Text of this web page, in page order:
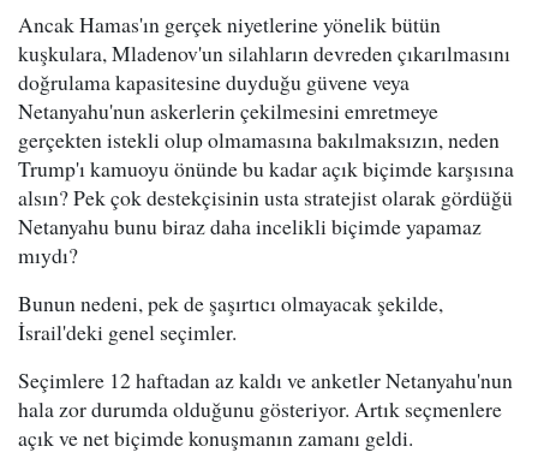
Ancak Hamas'ın gerçek niyetlerine yönelik bütün
kuşkulara, Mladenov'un silahların devreden çıkarılmasını
doğrulama kapasitesine duyduğu güvene veya
Netanyahu'nun askerlerin çekilmesini emretmeye
gerçekten istekli olup olmamasına bakılmaksızın, neden
Trump'ı kamuoyu önünde bu kadar açık biçimde karşısına
alsın? Pek çok destekçisinin usta stratejist olarak gördüğü
Netanyahu bunu biraz daha incelikli biçimde yapamaz
mıydı?
Bunun nedeni, pek de şaşırtıcı olmayacak şekilde,
İsrail'deki genel seçimler.
Seçimlere 12 haftadan az kaldı ve anketler Netanyahu'nun
hala zor durumda olduğunu gösteriyor. Artık seçmenlere
açık ve net biçimde konuşmanın zamanı geldi.